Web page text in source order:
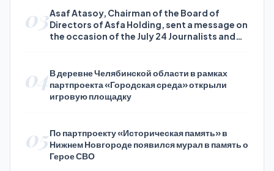
03Asaf Atasoy, Chairman of the Board of
Directors of Asfa Holding, sent a message on
the occasion of the July 24 Journalists and
04В деревне Челябинской области в рамках
партпроекта «Городская среда» открыли
игровую площадку
05По партпроекту «Историческая память» в
Нижнем Новгороде появился мурал в память о
Герое СВО